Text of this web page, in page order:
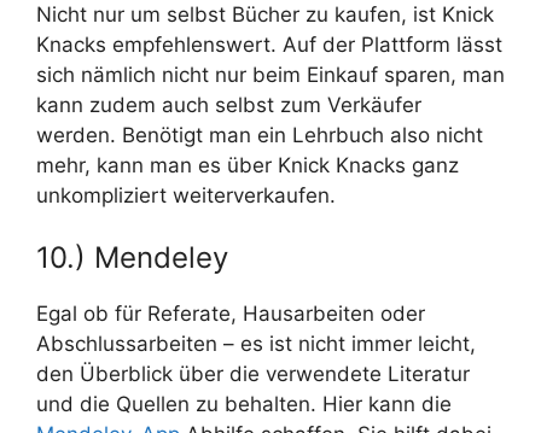
Nicht nur um selbst Bücher zu kaufen, ist Knick
Knacks empfehlenswert. Auf der Plattform lässt
sich nämlich nicht nur beim Einkauf sparen, man
kann zudem auch selbst zum Verkäufer
werden. Benötigt man ein Lehrbuch also nicht
mehr, kann man es über Knick Knacks ganz
unkompliziert weiterverkaufen.
10.) Mendeley
Egal ob für Referate, Hausarbeiten oder
Abschlussarbeiten – es ist nicht immer leicht,
den Überblick über die verwendete Literatur
und die Quellen zu behalten. Hier kann die